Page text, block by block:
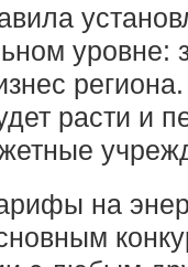
уровне:
расти и
на